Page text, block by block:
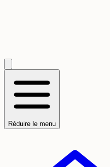
Réduire le menu